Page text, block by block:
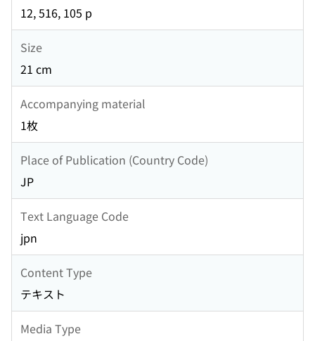
12, 516, 105 p
Size
21 cm
Accompanying material
1枚
Place of Publication (Country Code)
JP
Text Language Code
jpn
Content Type
テキスト
Media Type